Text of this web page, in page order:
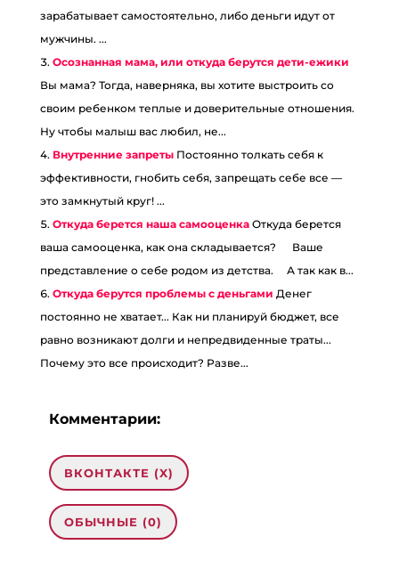
зарабатывает самостоятельно, либо деньги идут от
мужчины. ...
Осознанная мама, или откуда берутся дети-ежики
Вы мама? Тогда, наверняка, вы хотите выстроить со
своим ребенком теплые и доверительные отношения.
Ну чтобы малыш вас любил, не...
Внутренние запреты Постоянно толкать себя к
эффективности, гнобить себя, запрещать себе все —
это замкнутый круг! ...
Откуда берется наша самооценка Откуда берется
ваша самооценка, как она складывается? ⠀ Ваше
представление о себе родом из детства. ⠀ А так как в...
Откуда берутся проблемы с деньгами Денег
постоянно не хватает... Как ни планируй бюджет, все
равно возникают долги и непредвиденные траты...
Почему это все происходит? Разве...
Комментарии:
ВКОНТАКТЕ (X)
ОБЫЧНЫЕ (0)